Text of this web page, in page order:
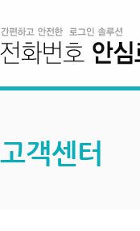
고객센터